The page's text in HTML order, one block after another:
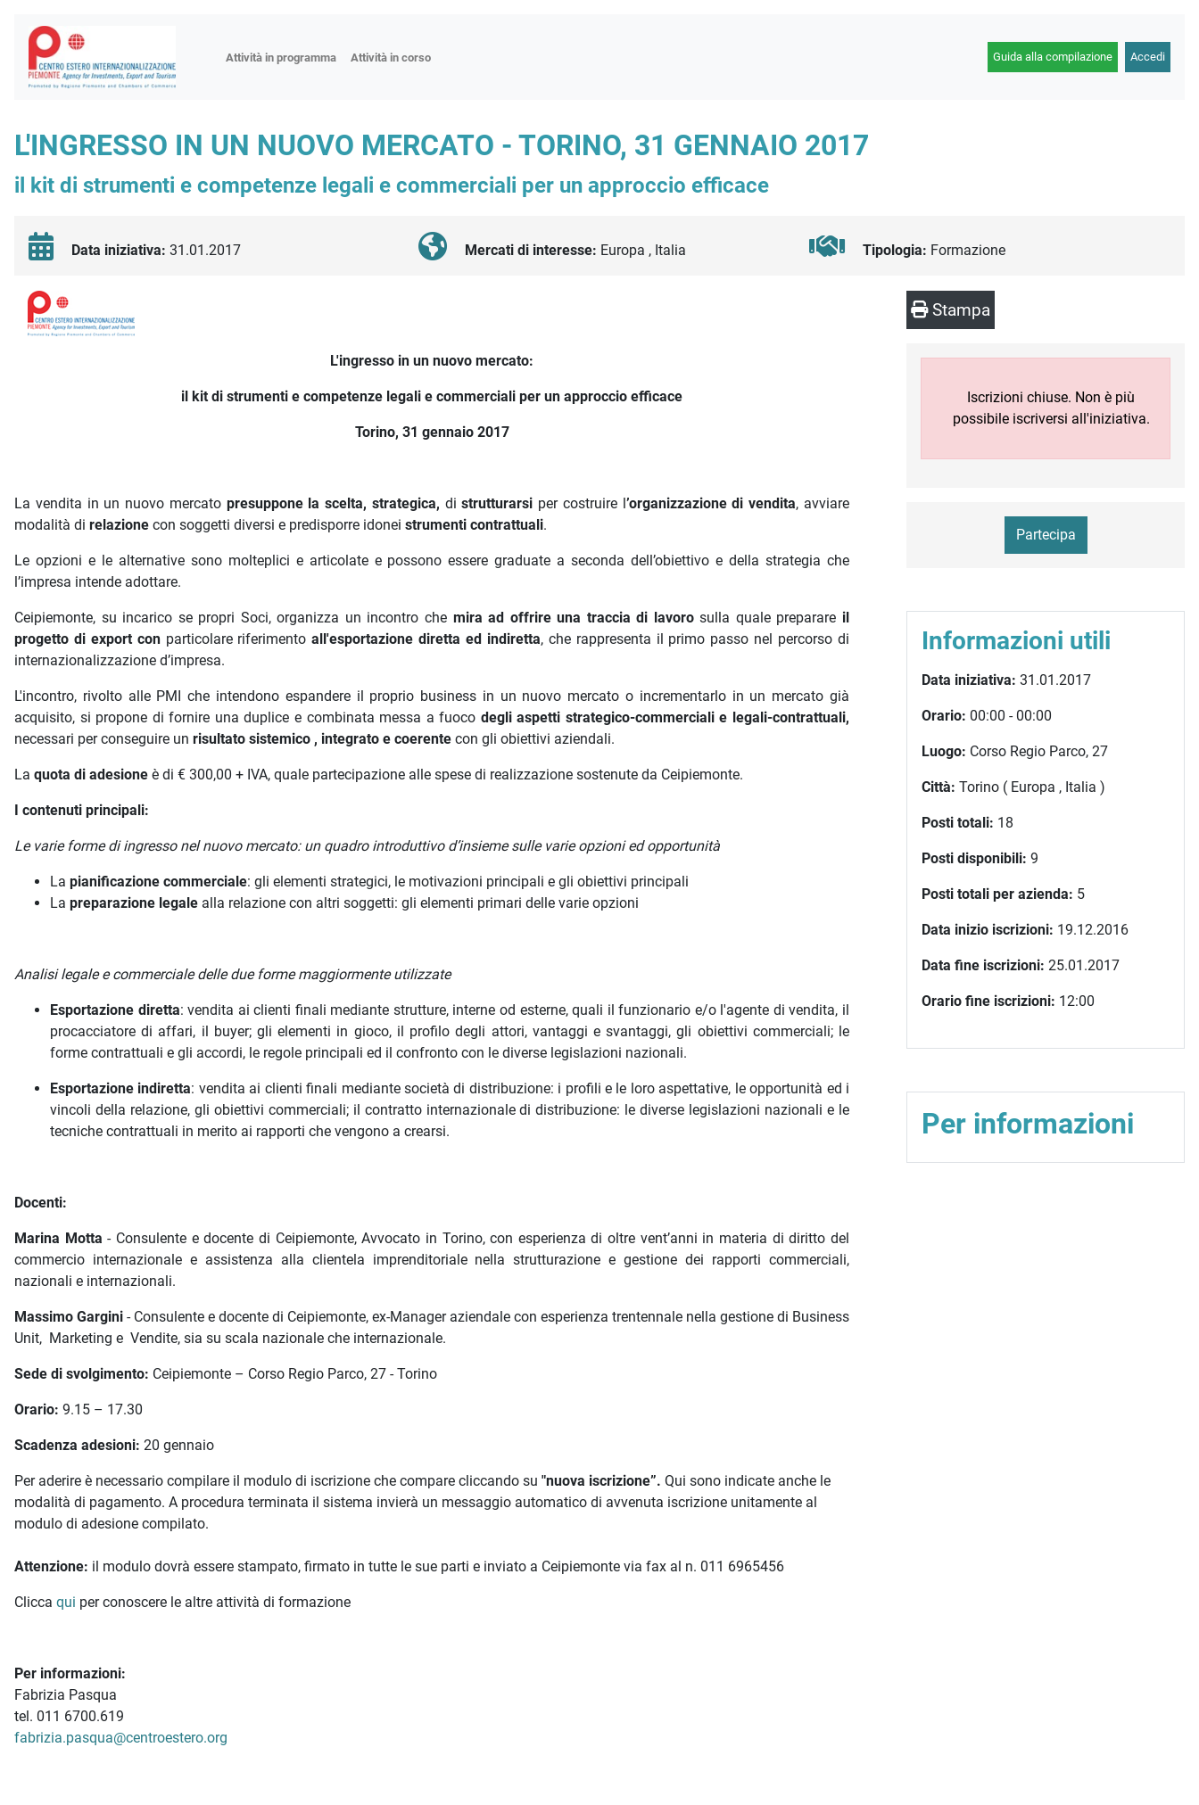
Attività in programma Attività in corso
Fiere
Workshop
Incontri di approfondimento
Focus settoriali
Guida alla compilazione Accedi
L'INGRESSO IN UN NUOVO MERCATO - TORINO, 31 GENNAIO 2017
il kit di strumenti e competenze legali e commerciali per un approccio efficace
Data iniziativa: 31.01.2017 Mercati di interesse: Europa , Italia Tipologia: Formazione
L'ingresso in un nuovo mercato:
il kit di strumenti e competenze legali e commerciali per un approccio efficace
Torino, 31 gennaio 2017
La vendita in un nuovo mercato presuppone la scelta, strategica, distrutturarsi per costruire l’organizzazione di vendita, avviare
modalità di relazione con soggetti diversi e predisporre idonei strumenti contrattuali.
Le opzioni e le alternative sono molteplici e articolate e possono essere graduate a seconda dell’obiettivo e della strategia che
l’impresa intende adottare.
Ceipiemonte, su incarico se propri Soci, organizza un incontro che mira ad offrire una traccia di lavorosulla quale preparare il
progetto di export con particolare riferimento all'esportazione diretta ed indiretta, che rappresenta il primo passo nel percorso di
internazionalizzazione d’impresa.
L'incontro, rivolto alle PMI che intendono espandere il proprio business in un nuovo mercato o incrementarlo in un mercato già
acquisito, si propone di fornire una duplice e combinata messa a fuoco degli aspetti strategico-commerciali e legali-contrattuali,
necessari per conseguire un risultato sistemico , integrato e coerente con gli obiettivi aziendali.
La quota di adesione è di € 300,00 + IVA, quale partecipazione alle spese di realizzazione sostenute da Ceipiemonte.
I contenuti principali:
Le varie forme di ingresso nel nuovo mercato: un quadro introduttivo d’insieme sulle varie opzioni ed opportunità
La pianificazione commerciale: gli elementi strategici, le motivazioni principali e gli obiettivi principali
La preparazione legale alla relazione con altri soggetti: gli elementi primari delle varie opzioni
Analisi legale e commerciale delle due forme maggiormente utilizzate
Esportazione diretta: vendita ai clienti finali mediante strutture, interne od esterne, quali il funzionario e/o l'agente di vendita, il
procacciatore di affari, il buyer; gli elementi in gioco, il profilo degli attori, vantaggi e svantaggi, gli obiettivi commerciali; le
forme contrattuali e gli accordi, le regole principali ed il confronto con le diverse legislazioni nazionali.
Esportazione indiretta: vendita ai clienti finali mediante società di distribuzione: i profili e le loro aspettative, le opportunità ed i
vincoli della relazione, gli obiettivi commerciali; il contratto internazionale di distribuzione: le diverse legislazioni nazionali e le
tecniche contrattuali in merito ai rapporti che vengono a crearsi.
Docenti:
Marina Motta - Consulente e docente di Ceipiemonte, Avvocato in Torino, con esperienza di oltre vent’anni in materia di diritto del
commercio internazionale e assistenza alla clientela imprenditoriale nella strutturazione e gestione dei rapporti commerciali,
nazionali e internazionali.
Massimo Gargini - Consulente e docente di Ceipiemonte, ex-Manager aziendale con esperienza trentennale nella gestione di Business
Unit, Marketing e Vendite, sia su scala nazionale che internazionale.
Sede di svolgimento: Ceipiemonte – Corso Regio Parco, 27 - Torino
Orario: 9.15 – 17.30
Scadenza adesioni: 20 gennaio
Per aderire è necessario compilare il modulo di iscrizione che compare cliccando su "nuova iscrizione”. Qui sono indicate anche le
modalità di pagamento. A procedura terminata il sistema invierà un messaggio automatico di avvenuta iscrizione unitamente al
modulo di adesione compilato.
Attenzione: il modulo dovrà essere stampato, firmato in tutte le sue parti e inviato a Ceipiemonte via fax al n. 011 6965456
Clicca qui per conoscere le altre attività di formazione
Per informazioni:
Fabrizia Pasqua
tel. 011 6700.619
fabrizia.pasqua@centroestero.org
Stampa
Iscrizioni chiuse. Non è più
possibile iscriversi all'iniziativa.
Partecipa
Informazioni utili
Data iniziativa: 31.01.2017
Orario: 00:00 - 00:00
Luogo: Corso Regio Parco, 27
Città: Torino ( Europa , Italia )
Posti totali: 18
Posti disponibili: 9
Posti totali per azienda: 5
Data inizio iscrizioni: 19.12.2016
Data fine iscrizioni: 25.01.2017
Orario fine iscrizioni: 12:00
Per informazioni